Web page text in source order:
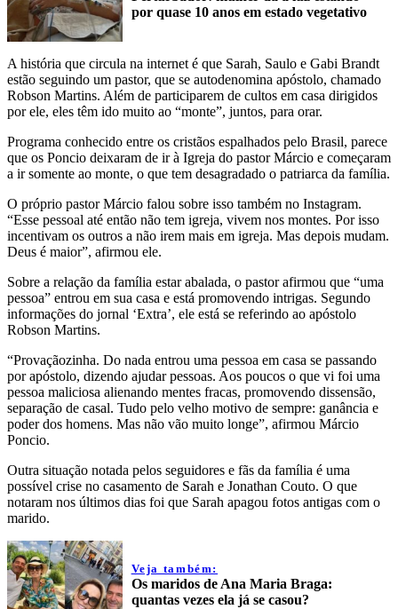
por quase 10 anos em estado vegetativo
A história que circula na internet é que Sarah, Saulo e Gabi Brandt
estão seguindo um pastor, que se autodenomina apóstolo, chamado
Robson Martins. Além de participarem de cultos em casa dirigidos
por ele, eles têm ido muito ao “monte”, juntos, para orar.
Programa conhecido entre os cristãos espalhados pelo Brasil, parece
que os Poncio deixaram de ir à Igreja do pastor Márcio e começaram
a ir somente ao monte, o que tem desagradado o patriarca da família.
O próprio pastor Márcio falou sobre isso também no Instagram.
“Esse pessoal até então não tem igreja, vivem nos montes. Por isso
incentivam os outros a não irem mais em igreja. Mas depois mudam.
Deus é maior”, afirmou ele.
Sobre a relação da família estar abalada, o pastor afirmou que “uma
pessoa” entrou em sua casa e está promovendo intrigas. Segundo
informações do jornal ‘Extra’, ele está se referindo ao apóstolo
Robson Martins.
“Provaçãozinha. Do nada entrou uma pessoa em casa se passando
por apóstolo, dizendo ajudar pessoas. Aos poucos o que vi foi uma
pessoa maliciosa alienando mentes fracas, promovendo dissensão,
separação de casal. Tudo pelo velho motivo de sempre: ganância e
poder dos homens. Mas não vão muito longe”, afirmou Márcio
Poncio.
Outra situação notada pelos seguidores e fãs da família é uma
possível crise no casamento de Sarah e Jonathan Couto. O que
notaram nos últimos dias foi que Sarah apagou fotos antigas com o
marido.
Veja também:
Os maridos de Ana Maria Braga:
quantas vezes ela já se casou?